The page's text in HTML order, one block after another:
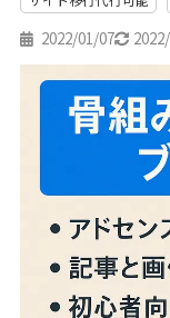
2022/01/07